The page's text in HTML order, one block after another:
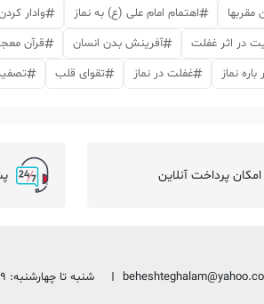
مقربها اهتمام امام علی (ع) به نماز وادار
در اثر غفلت آفرینش بدن انسان قرآن
نماز غفلت در نماز تقوای قلب
امکان پرداخت آنلاین
شنبه تا چهارشنبه: 9 الی 19 ، پنجشنبه 9:30 الی 13:30